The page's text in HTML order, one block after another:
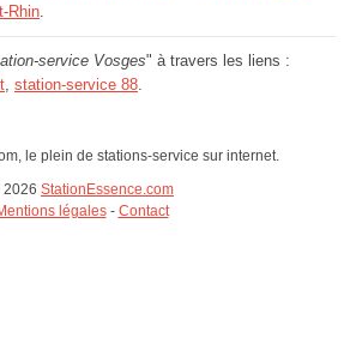
Rhin
service Vosges" à travers les liens :
station-service 88
le plein de stations-service sur internet.
StationEssence.com
légales- Contact